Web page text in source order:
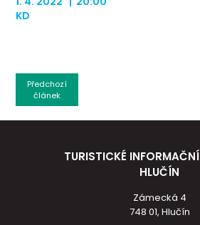
KD
Předchozí
článek
TURISTICKÉ
HLUČÍN
Zámecká 4
748 01, Hlučín